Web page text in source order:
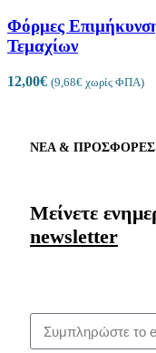
Φόρμες
Τεμαχίων
12,00€ (9,68€ χωρίς ΦΠΑ)
ΝΕΑ & ΠΡΟΣΦΟΡΕΣ
Μείνετε
newsletter